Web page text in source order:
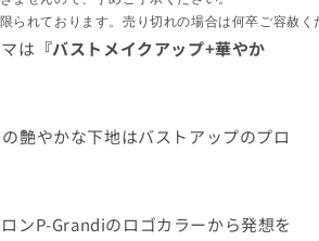
られております。売り切れの場合は何卒ご容赦く
は 『バストメイクアップ+華やか
艶やかな下地はバストアップのプロ
ンP-Grandiのロゴカラーから発想を